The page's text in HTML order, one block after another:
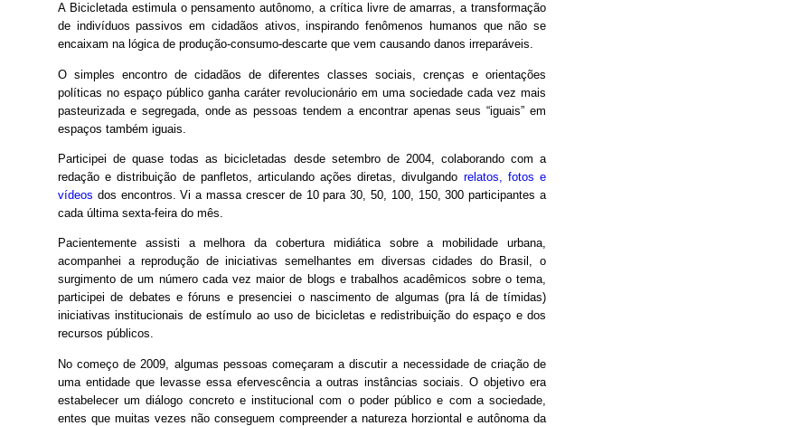
A Bicicletada estimula o pensamento autônomo, a crítica livre de amarras, a transformação
de indivíduos passivos em cidadãos ativos, inspirando fenômenos humanos que não se
encaixam na lógica de produção-consumo-descarte que vem causando danos irreparáveis.
O simples encontro de cidadãos de diferentes classes sociais, crenças e orientações
políticas no espaço público ganha caráter revolucionário em uma sociedade cada vez mais
pasteurizada e segregada, onde as pessoas tendem a encontrar apenas seus “iguais” em
espaços também iguais.
Participei de quase todas as bicicletadas desde setembro de 2004, colaborando com a
redação e distribuição de panfletos, articulando ações diretas, divulgando relatos, fotos e
vídeos dos encontros. Vi a massa crescer de 10 para 30, 50, 100, 150, 300 participantes a
cada última sexta-feira do mês.
Pacientemente assisti a melhora da cobertura midiática sobre a mobilidade urbana,
acompanhei a reprodução de iniciativas semelhantes em diversas cidades do Brasil, o
surgimento de um número cada vez maior de blogs e trabalhos acadêmicos sobre o tema,
participei de debates e fóruns e presenciei o nascimento de algumas (pra lá de tímidas)
iniciativas institucionais de estímulo ao uso de bicicletas e redistribuição do espaço e dos
recursos públicos.
No começo de 2009, algumas pessoas começaram a discutir a necessidade de criação de
uma entidade que levasse essa efervescência a outras instâncias sociais. O objetivo era
estabelecer um diálogo concreto e institucional com o poder público e com a sociedade,
entes que muitas vezes não conseguem compreender a natureza horziontal e autônoma da